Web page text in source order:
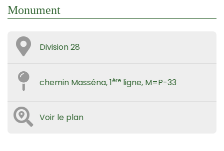
Monument
Division 28
chemin Masséna, 1ère ligne, M=P-33
Voir le plan